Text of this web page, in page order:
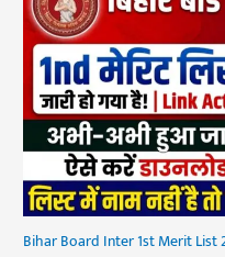
Bihar Board Inter 1st Merit List